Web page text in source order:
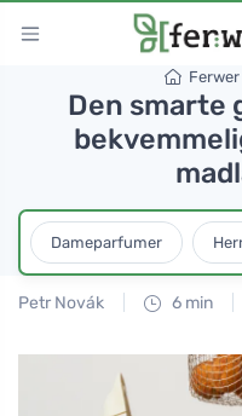
Ferwer
Den smarte
Dameparfumer
Petr Novák 6 min